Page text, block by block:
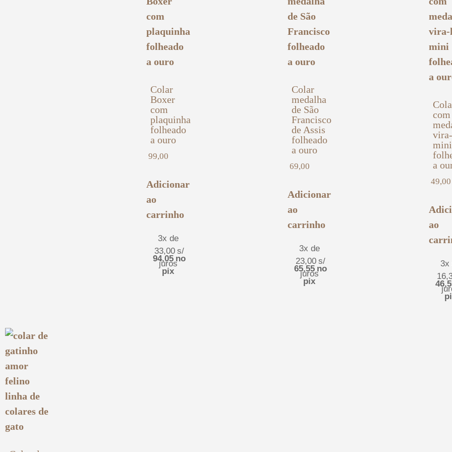
Colar
Boxer
com
plaquinha
folheado
a ouro
99,00
Adicionar
ao
carrinho
3x de
33,00 s/
juros
94,05 no
pix
Colar
medalha
de São
Francisco
de Assis
folheado
a ouro
69,00
Adicionar
ao
carrinho
3x de
23,00 s/
juros
65,55 no
pix
com
mini
a
49,00
ao
3x